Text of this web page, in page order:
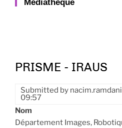
Médiathèque
PRISME - IRAUS
Submitted by nacim.ramdani
09:57
Nom
Département Images,